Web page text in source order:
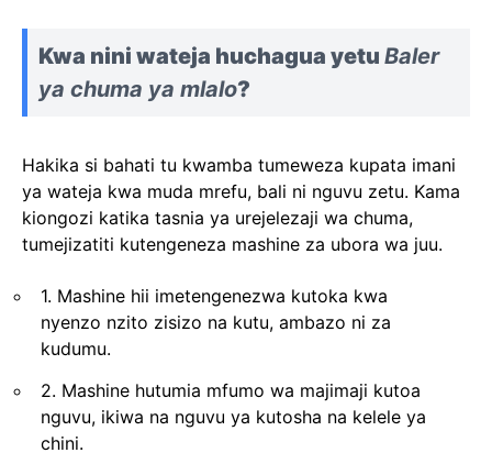
Kwa nini wateja huchagua yetu Baler
ya chuma ya mlalo?
Hakika si bahati tu kwamba tumeweza kupata imani
ya wateja kwa muda mrefu, bali ni nguvu zetu. Kama
kiongozi katika tasnia ya urejelezaji wa chuma,
tumejizatiti kutengeneza mashine za ubora wa juu.
1. Mashine hii imetengenezwa kutoka kwa
nyenzo nzito zisizo na kutu, ambazo ni za
kudumu.
2. Mashine hutumia mfumo wa majimaji kutoa
nguvu, ikiwa na nguvu ya kutosha na kelele ya
chini.